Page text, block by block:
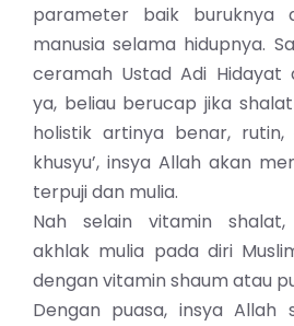
parameter baik buruknya
manusia selama hidupnya.
ceramah Ustad Adi Hidayat
ya, beliau berucap jika
holistik artinya benar,
khusyu’, insya Allah akan
terpuji dan mulia.
Nah selain vitamin shalat,
akhlak mulia pada diri
dengan vitamin shaum atau
Dengan puasa, insya Allah